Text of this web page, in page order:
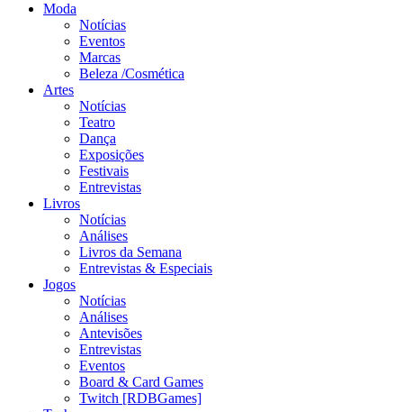
Moda
Notícias
Eventos
Marcas
Beleza /Cosmética
Artes
Notícias
Teatro
Dança
Exposições
Festivais
Entrevistas
Livros
Notícias
Análises
Livros da Semana
Entrevistas & Especiais
Jogos
Notícias
Análises
Antevisões
Entrevistas
Eventos
Board & Card Games
Twitch [RDBGames]